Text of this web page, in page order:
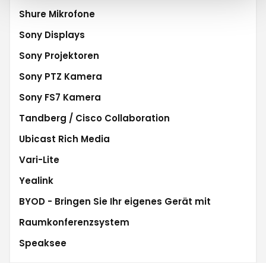
Shure Mikrofone
Sony Displays
Sony Projektoren
Sony PTZ Kamera
Sony FS7 Kamera
Tandberg / Cisco Collaboration
Ubicast Rich Media
Vari-Lite
Yealink
BYOD - Bringen Sie Ihr eigenes Gerät mit
Raumkonferenzsystem
Speaksee